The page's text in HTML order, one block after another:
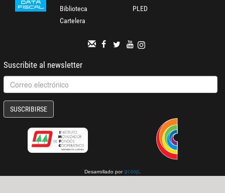
Biblioteca
Cartelera
PLED
Suscribite al newsletter
SUSCRIBIRSE
Desarrollado por gcoop.